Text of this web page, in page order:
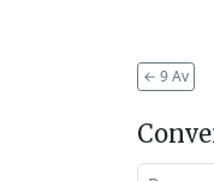
← 9 Av